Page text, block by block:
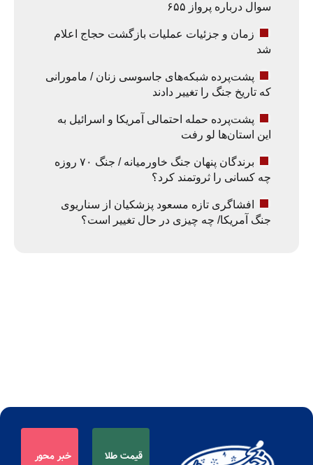
سوال درباره پرواز ۶۵۵
زمان و جزئیات عملیات بازگشت حجاج اعلام
شد
پشت‌پرده شبکه‌های جاسوسی زنان / مامورانی
که تاریخ جنگ را تغییر دادند
پشت‌پرده حمله احتمالی آمریکا و اسرائیل به
این استان‌ها لو رفت
برندگان پنهان جنگ خاورمیانه / جنگ ۷۰ روزه
چه کسانی را ثروتمند کرد؟
افشاگری تازه مسعود پزشکیان از سناریوی
جنگ آمریکا/ چه چیزی در حال تغییر است؟
قیمت طلا خبر محور